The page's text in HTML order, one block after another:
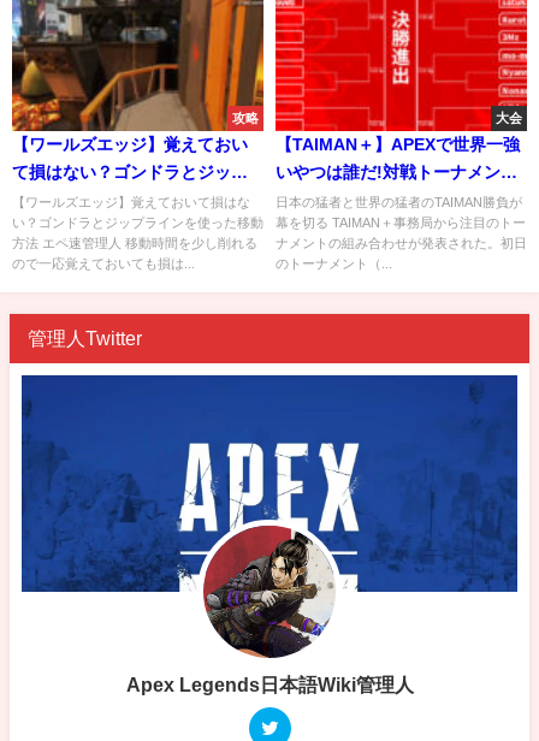
攻略
【ワールズエッジ】覚えておい
て損はない？ゴンドラとジップ
ラインを使った移動方法
【ワールズエッジ】覚えておいて損はな
い？ゴンドラとジップラインを使った移動
方法 エペ速管理人 移動時間を少し削れる
ので一応覚えておいても損は...
大会
【TAIMAN＋】APEXで世界一強
いやつは誰だ!対戦トーナメント
表 公開
日本の猛者と世界の猛者のTAIMAN勝負が
幕を切る TAIMAN＋事務局から注目のトー
ナメントの組み合わせが発表された。初日
のトーナメント（...
管理人Twitter
Apex Legends日本語Wiki管理人